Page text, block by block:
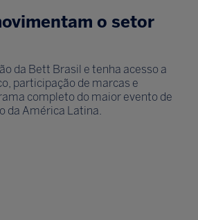
o setor
da Bett Brasil e tenha acesso a
participação de marcas e
completo do maior evento de
da América Latina.